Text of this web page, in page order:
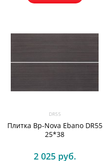
DR55
Плитка Bp-Nova Ebano DR55
25*38
2 025 руб.